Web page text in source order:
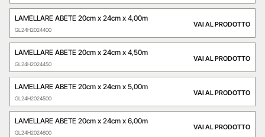
LAMELLARE ABETE 20cm x 24cm x 4,00m
GL24H2024400
VAI AL PRODOTTO
LAMELLARE ABETE 20cm x 24cm x 4,50m
GL24H2024450
VAI AL PRODOTTO
LAMELLARE ABETE 20cm x 24cm x 5,00m
GL24H2024500
VAI AL PRODOTTO
LAMELLARE ABETE 20cm x 24cm x 6,00m
GL24H2024600
VAI AL PRODOTTO